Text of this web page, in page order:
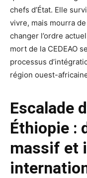
chefs d’État. Elle
vivre, mais mourra
changer l’ordre
mort de la CEDEAO
processus
région ouest-
Escalade
Éthiopie :
massif et